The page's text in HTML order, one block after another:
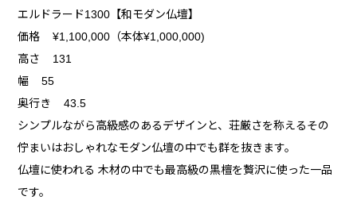
エルドラード1300【和モダン仏壇】
価格 ¥1,100,000（本体¥1,000,000)
高さ 131
幅 55
奥行き 43.5
シンプルながら高級感のあるデザインと、荘厳さを称えるその
佇まいはおしゃれなモダン仏壇の中でも群を抜きます。
仏壇に使われる 木材の中でも最高級の黒檀を贅沢に使った一品
です。